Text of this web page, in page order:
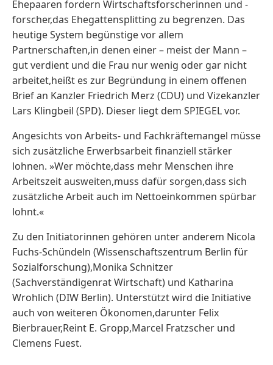
Ehepaaren fordern Wirtschaftsforscherinnen und -
forscher,das Ehegattensplitting zu begrenzen. Das
heutige System begünstige vor allem
Partnerschaften,in denen einer – meist der Mann –
gut verdient und die Frau nur wenig oder gar nicht
arbeitet,heißt es zur Begründung in einem offenen
Brief an Kanzler Friedrich Merz (CDU) und Vizekanzler
Lars Klingbeil (SPD). Dieser liegt dem SPIEGEL vor.
Angesichts von Arbeits- und Fachkräftemangel müsse
sich zusätzliche Erwerbsarbeit finanziell stärker
lohnen. »Wer möchte,dass mehr Menschen ihre
Arbeitszeit ausweiten,muss dafür sorgen,dass sich
zusätzliche Arbeit auch im Nettoeinkommen spürbar
lohnt.«
Zu den Initiatorinnen gehören unter anderem Nicola
Fuchs-Schündeln (Wissenschaftszentrum Berlin für
Sozialforschung),Monika Schnitzer
(Sachverständigenrat Wirtschaft) und Katharina
Wrohlich (DIW Berlin). Unterstützt wird die Initiative
auch von weiteren Ökonomen,darunter Felix
Bierbrauer,Reint E. Gropp,Marcel Fratzscher und
Clemens Fuest.